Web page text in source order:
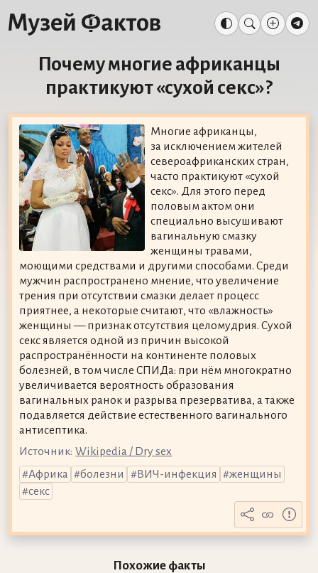
Почему многие африканцы
практикуют «сухой секс»?
Многие африканцы,
за исключением жителей
североафриканских стран,
часто практикуют «сухой
секс». Для этого перед
половым актом они
специально высушивают
вагинальную смазку
женщины травами,
моющими средствами и другими способами. Среди
мужчин распространено мнение, что увеличение
трения при отсутствии смазки делает процесс
приятнее, а некоторые считают, что «влажность»
женщины — признак отсутствия целомудрия. Сухой
секс является одной из причин высокой
распространённости на континенте половых
болезней, в том числе СПИДа: при нём многократно
увеличивается вероятность образования
вагинальных ранок и разрыва презерватива, а также
подавляется действие естественного вагинального
антисептика.
Источник: Wikipedia / Dry sex
Африка
болезни ВИЧ-инфекция
женщины
секс
Похожие факты